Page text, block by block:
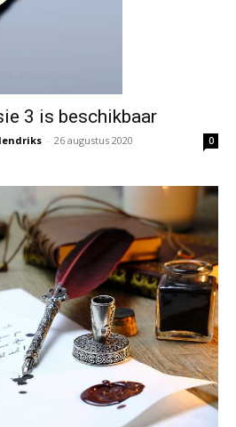
3 is beschikbaar
- 26 augustus 2020 0